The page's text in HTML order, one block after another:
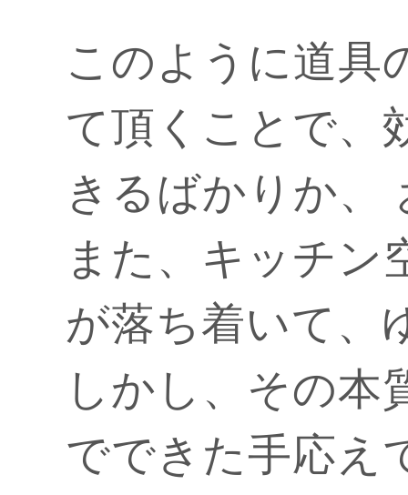
このように道具
て頂くことで、
きるばかりか、
また、キッチン
が落ち着いて、
しかし、その本
でできた手応え